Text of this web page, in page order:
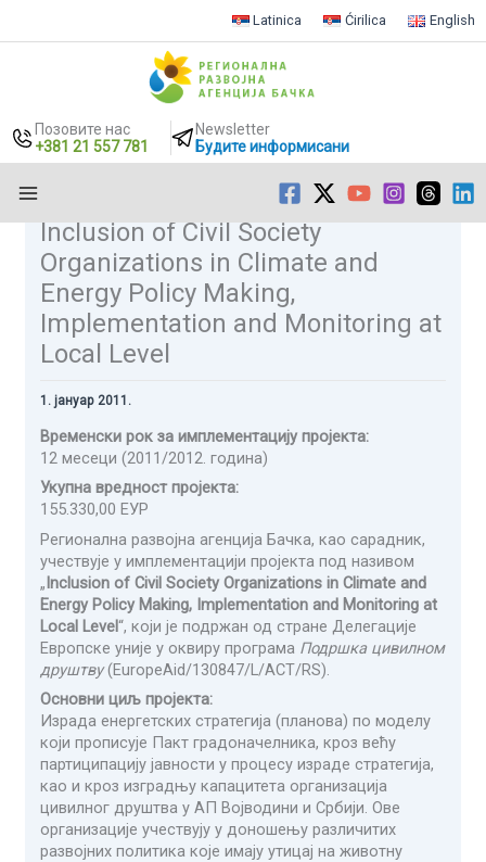
садржај
Latinica Ćirilica English
Позовите нас
+381 21 557 781
Newsletter
Будите информисани
Inclusion of Civil Society
Organizations in Climate and
Energy Policy Making,
Implementation and Monitoring at
Local Level
1. јануар 2011.
Временски рок за имплементацију пројекта:
12 месеци (2011/2012. година)
Укупна вредност пројекта:
155.330,00 ЕУР
Регионална развојна агенција Бачка, као сарадник,
учествује у имплементацији пројекта под називом
„Inclusion of Civil Society Organizations in Climate and
Energy Policy Making, Implementation and Monitoring at
Local Level“, који је подржан од стране Делегације
Европске уније у оквиру програма Подршка цивилном
друштву(EuropeAid/130847/L/ACT/RS).
Основни циљ пројекта:
Израда енергетских стратегија (планова) по моделу
који прописује Пакт градоначелника, кроз већу
партиципацију јавности у процесу израде стратегија,
као и кроз изградњу капацитета организација
цивилног друштва у АП Војводини и Србији. Ове
организације учествују у доношењу различитих
развојних политика које имају утицај на животну